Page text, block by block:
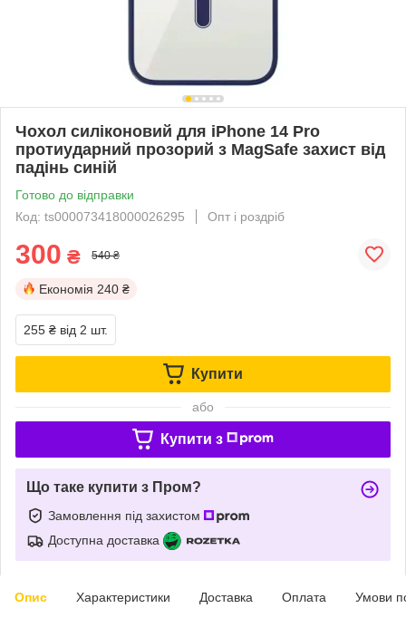
Чохол силіконовий для iPhone 14 Pro
протиударний прозорий з MagSafe захист від
падінь синій
Готово до відправки
Код: ts000073418000026295
Опт і роздріб
300 ₴ 540 ₴
Економія 240 ₴
255 ₴ від 2 шт.
Купити
або
Купити з
Що таке купити з Пром?
Замовлення під захистом
Доступна доставка
Опис Характеристики Доставка Оплата Умови